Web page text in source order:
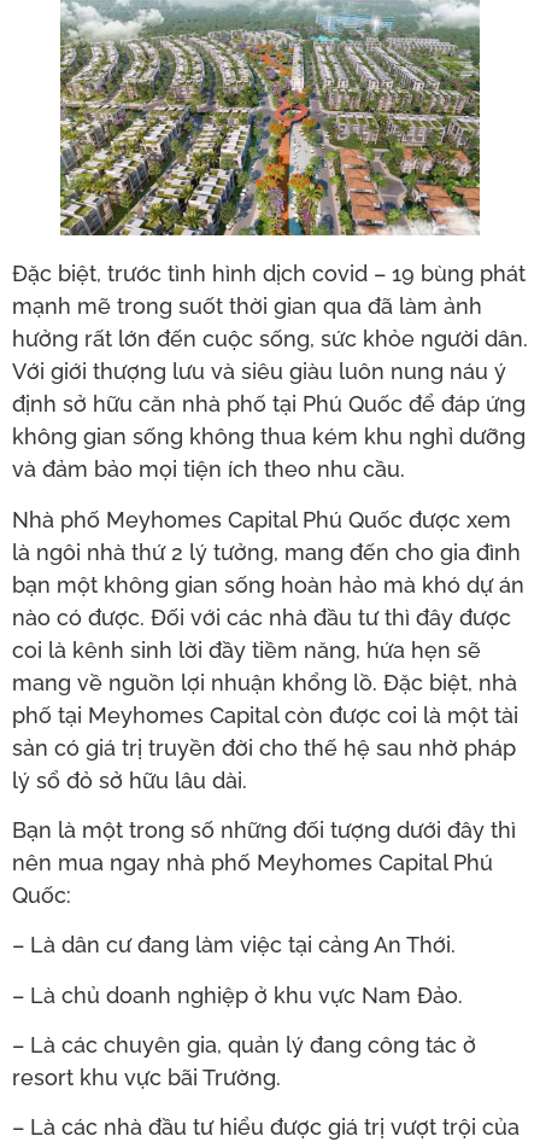
Đặc biệt, trước tình hình dịch covid – 19 bùng phát
mạnh mẽ trong suốt thời gian qua đã làm ảnh
hưởng rất lớn đến cuộc sống, sức khỏe người dân.
Với giới thượng lưu và siêu giàu luôn nung náu ý
định sở hữu căn nhà phố tại Phú Quốc để đáp ứng
không gian sống không thua kém khu nghỉ dưỡng
và đảm bảo mọi tiện ích theo nhu cầu.
Nhà phố Meyhomes Capital Phú Quốc được xem
là ngôi nhà thứ 2 lý tưởng, mang đến cho gia đình
bạn một không gian sống hoàn hảo mà khó dự án
nào có được. Đối với các nhà đầu tư thì đây được
coi là kênh sinh lời đầy tiềm năng, hứa hẹn sẽ
mang về nguồn lợi nhuận khổng lồ. Đặc biệt, nhà
phố tại Meyhomes Capital còn được coi là một tài
sản có giá trị truyền đời cho thế hệ sau nhờ pháp
lý sổ đỏ sở hữu lâu dài.
Bạn là một trong số những đối tượng dưới đây thì
nên mua ngay nhà phố Meyhomes Capital Phú
Quốc:
– Là dân cư đang làm việc tại cảng An Thới.
– Là chủ doanh nghiệp ở khu vực Nam Đảo.
– Là các chuyên gia, quản lý đang công tác ở
resort khu vực bãi Trường.
– Là các nhà đầu tư hiểu được giá trị vượt trội của